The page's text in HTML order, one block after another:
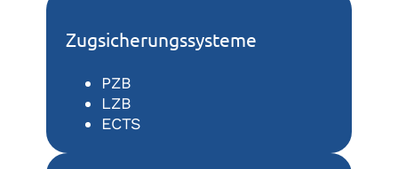
Zugsicherungssysteme
PZB
LZB
ECTS